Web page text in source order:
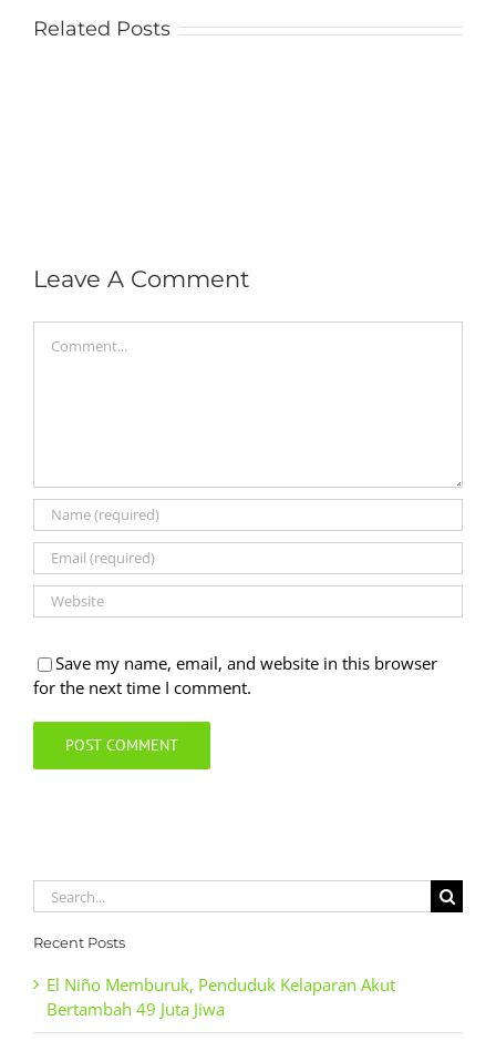
Related Posts
Leave A Comment
Save my name, email, and website in this browser
for the next time I comment.
Search
for:
Recent Posts
El Niño Memburuk, Penduduk Kelaparan Akut
Bertambah 49 Juta Jiwa